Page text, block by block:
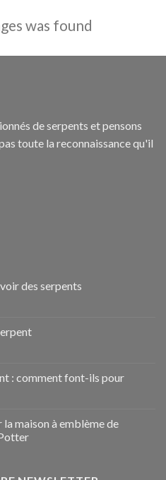
was found
de serpents et pensons
toute la reconnaissance qu'il
des serpents
: comment font-ils pour
maison à emblème de